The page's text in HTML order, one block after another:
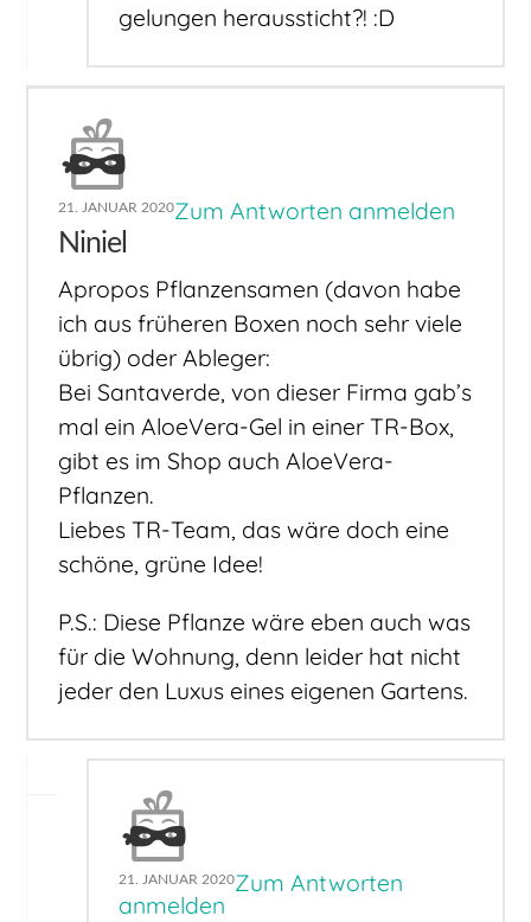
gelungen heraussticht?! :D
21. JANUAR 2020Zum Antworten anmelden
Niniel
Apropos Pflanzensamen (davon habe
ich aus früheren Boxen noch sehr viele
übrig) oder Ableger:
Bei Santaverde, von dieser Firma gab’s
mal ein AloeVera-Gel in einer TR-Box,
gibt es im Shop auch AloeVera-
Pflanzen.
Liebes TR-Team, das wäre doch eine
schöne, grüne Idee!
P.S.: Diese Pflanze wäre eben auch was
für die Wohnung, denn leider hat nicht
jeder den Luxus eines eigenen Gartens.
21. JANUAR 2020Zum Antworten
anmelden